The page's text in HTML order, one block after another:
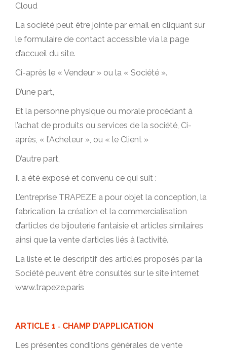
Cloud
La société peut être jointe par email en cliquant sur
le formulaire de contact accessible via la page
d’accueil du site.
Ci-après le « Vendeur » ou la « Société ».
D’une part,
Et la personne physique ou morale procédant à
l’achat de produits ou services de la société, Ci-
après, « l’Acheteur », ou « le Client »
D’autre part,
Il a été exposé et convenu ce qui suit :
L’entreprise TRAPEZE a pour objet la conception, la
fabrication, la création et la commercialisation
d’articles de bijouterie fantaisie et articles similaires
ainsi que la vente d’articles liés à l’activité.
La liste et le descriptif des articles proposés par la
Société peuvent être consultés sur le site internet
www.trapeze.paris
ARTICLE 1 ‐ CHAMP D’APPLICATION
Les présentes conditions générales de vente